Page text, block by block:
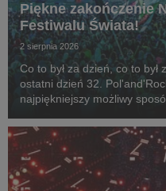
Piękne zakończenie
Festiwalu Świata!
2 sierpnia 2026
Co to był za dzień, co to był
ostatni dzień 32.
najpiękniejszy możliwy